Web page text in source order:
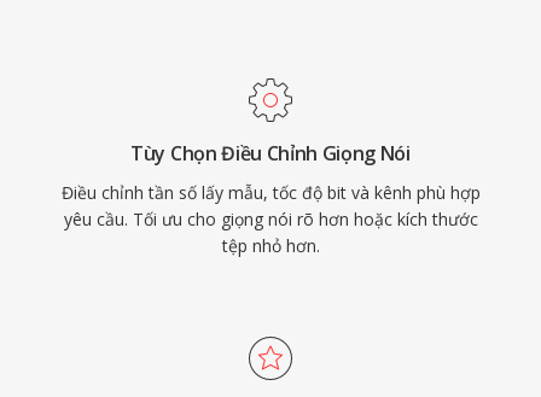
Tùy Chọn Điều Chỉnh Giọng Nói
Điều chỉnh tần số lấy mẫu, tốc độ bit và kênh phù hợp
yêu cầu. Tối ưu cho giọng nói rõ hơn hoặc kích thước
tệp nhỏ hơn.